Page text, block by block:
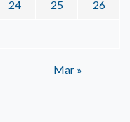
24 25 26
Mar »